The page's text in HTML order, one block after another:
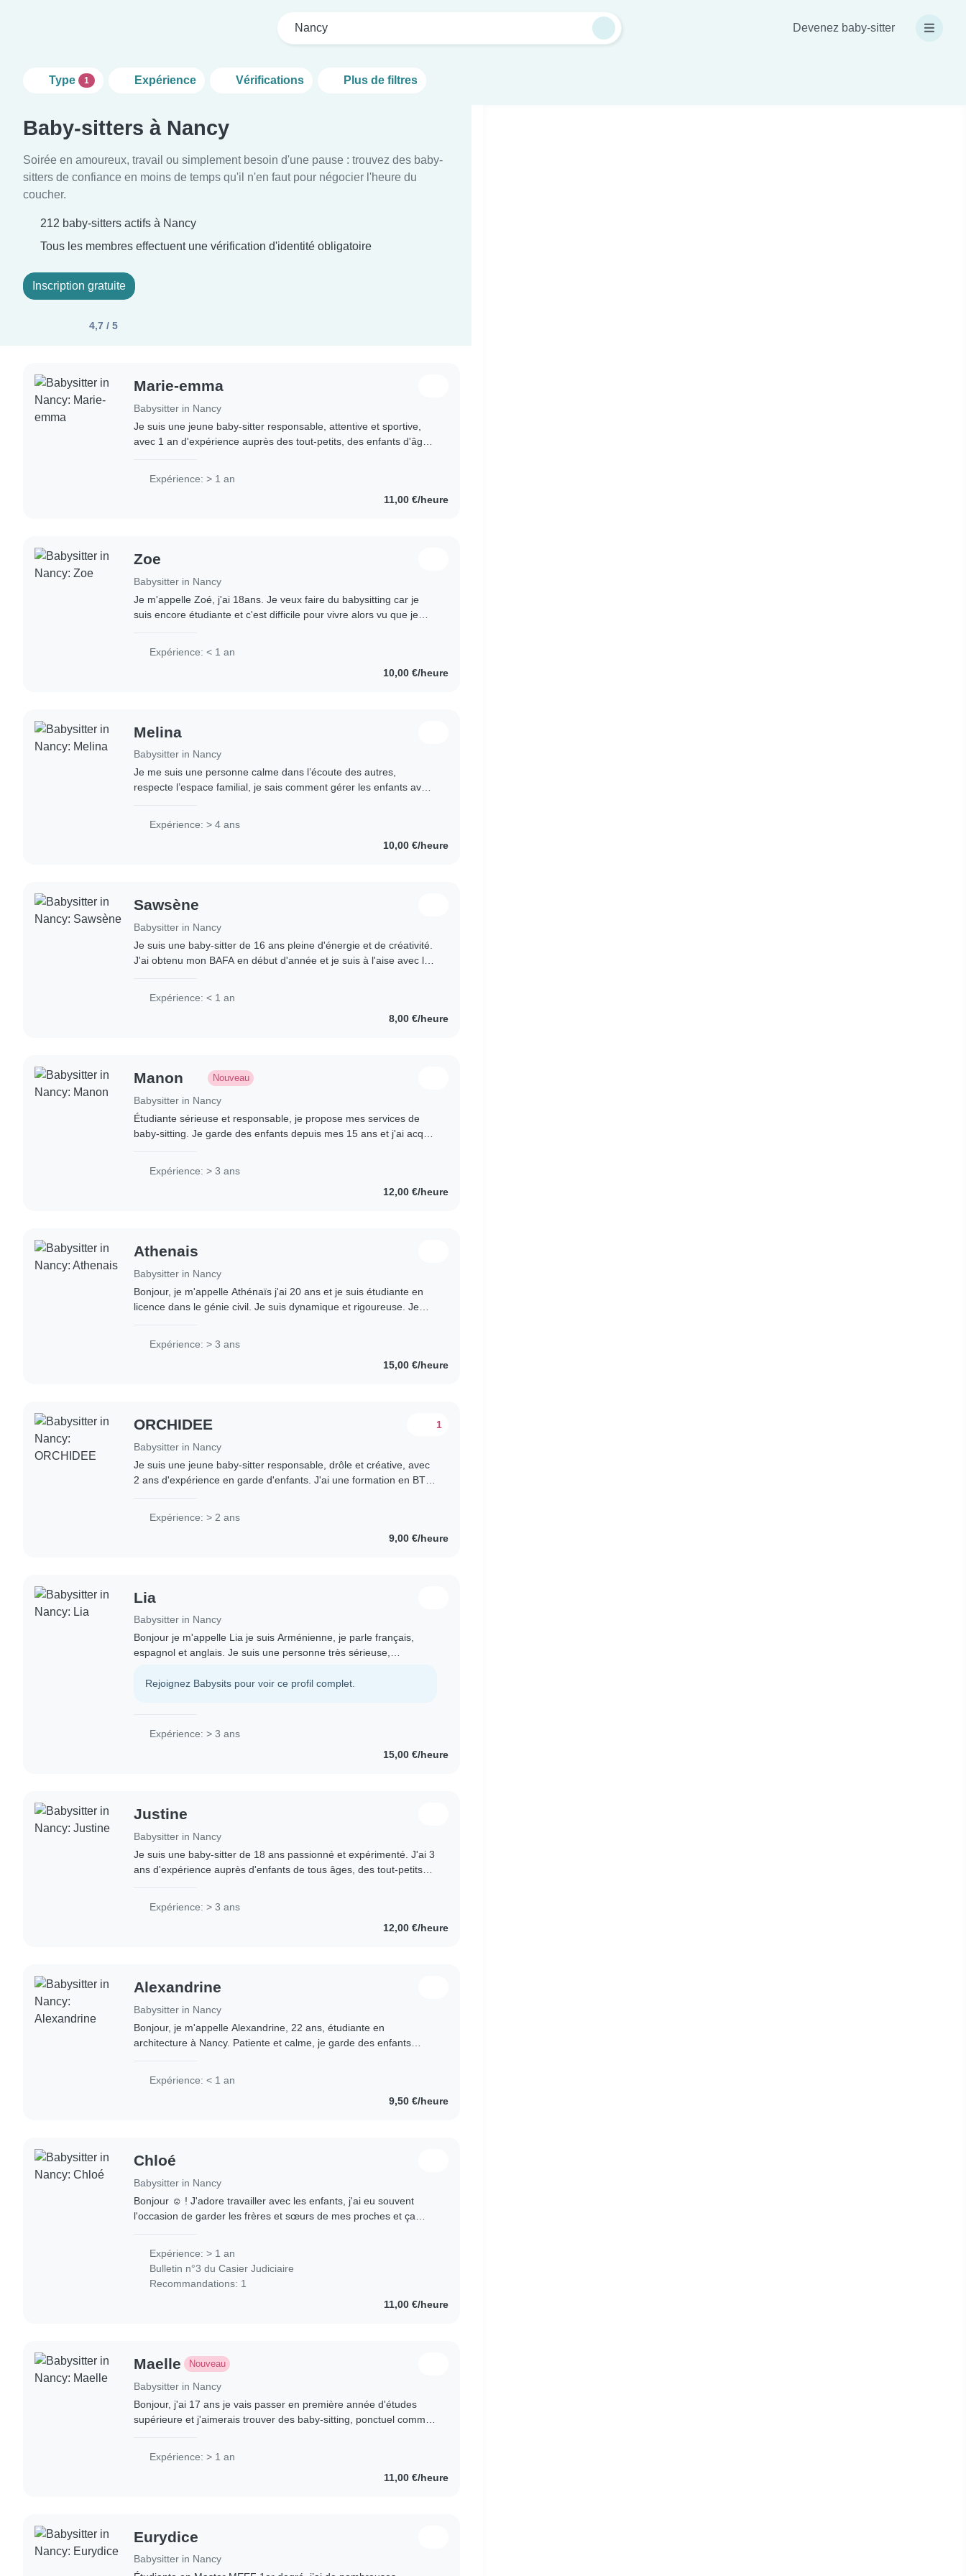
Nancy Devenez baby-sitter
Type 1 Expérience Vérifications Plus de filtres
Baby-sitters à Nancy
Soirée en amoureux, travail ou simplement besoin d'une pause : trouvez des baby-
sitters de confiance en moins de temps qu'il n'en faut pour négocier l'heure du
coucher.
212 baby-sitters actifs à Nancy
Tous les membres effectuent une vérification d'identité obligatoire
Inscription gratuite
4,7 / 5
Marie-emma
Babysitter in Nancy
Je suis une jeune baby-sitter responsable, attentive et sportive,
avec 1 an d'expérience auprès des tout-petits, des enfants d'âge
Expérience: > 1 an
11,00 €/heure
Zoe
Babysitter in Nancy
Je m'appelle Zoé, j'ai 18ans. Je veux faire du babysitting car je
suis encore étudiante et c'est difficile pour vivre alors vu que je
Expérience: < 1 an
10,00 €/heure
Melina
Babysitter in Nancy
Je me suis une personne calme dans l’écoute des autres,
respecte l’espace familial, je sais comment gérer les enfants avec
Expérience: > 4 ans
10,00 €/heure
Sawsène
Babysitter in Nancy
Je suis une baby-sitter de 16 ans pleine d'énergie et de créativité.
J'ai obtenu mon BAFA en début d'année et je suis à l'aise avec les
Expérience: < 1 an
8,00 €/heure
Manon Nouveau
Babysitter in Nancy
Étudiante sérieuse et responsable, je propose mes services de
baby-sitting. Je garde des enfants depuis mes 15 ans et j'ai acquis
Expérience: > 3 ans
12,00 €/heure
Athenais
Babysitter in Nancy
Bonjour, je m'appelle Athénaïs j'ai 20 ans et je suis étudiante en
licence dans le génie civil. Je suis dynamique et rigoureuse. Je
Expérience: > 3 ans
15,00 €/heure
ORCHIDEE
Babysitter in Nancy
1
Je suis une jeune baby-sitter responsable, drôle et créative, avec
2 ans d'expérience en garde d'enfants. J'ai une formation en BTS
Expérience: > 2 ans
9,00 €/heure
Lia
Babysitter in Nancy
Bonjour je m'appelle Lia je suis Arménienne, je parle français,
espagnol et anglais. Je suis une personne très sérieuse,
Rejoignez Babysits pour voir ce profil complet.
Expérience: > 3 ans
15,00 €/heure
Justine
Babysitter in Nancy
Je suis une baby-sitter de 18 ans passionné et expérimenté. J'ai 3
ans d'expérience auprès d'enfants de tous âges, des tout-petits
Expérience: > 3 ans
12,00 €/heure
Alexandrine
Babysitter in Nancy
Bonjour, je m'appelle Alexandrine, 22 ans, étudiante en
architecture à Nancy. Patiente et calme, je garde des enfants
Expérience: < 1 an
9,50 €/heure
Chloé
Babysitter in Nancy
Bonjour ☺️ ! J'adore travailler avec les enfants, j'ai eu souvent
l'occasion de garder les frères et sœurs de mes proches et ça
Expérience: > 1 an
Bulletin n°3 du Casier Judiciaire
Recommandations: 1
11,00 €/heure
Maelle Nouveau
Babysitter in Nancy
Bonjour, j'ai 17 ans je vais passer en première année d'études
supérieure et j'aimerais trouver des baby-sitting, ponctuel comme
Expérience: > 1 an
11,00 €/heure
Eurydice
Babysitter in Nancy